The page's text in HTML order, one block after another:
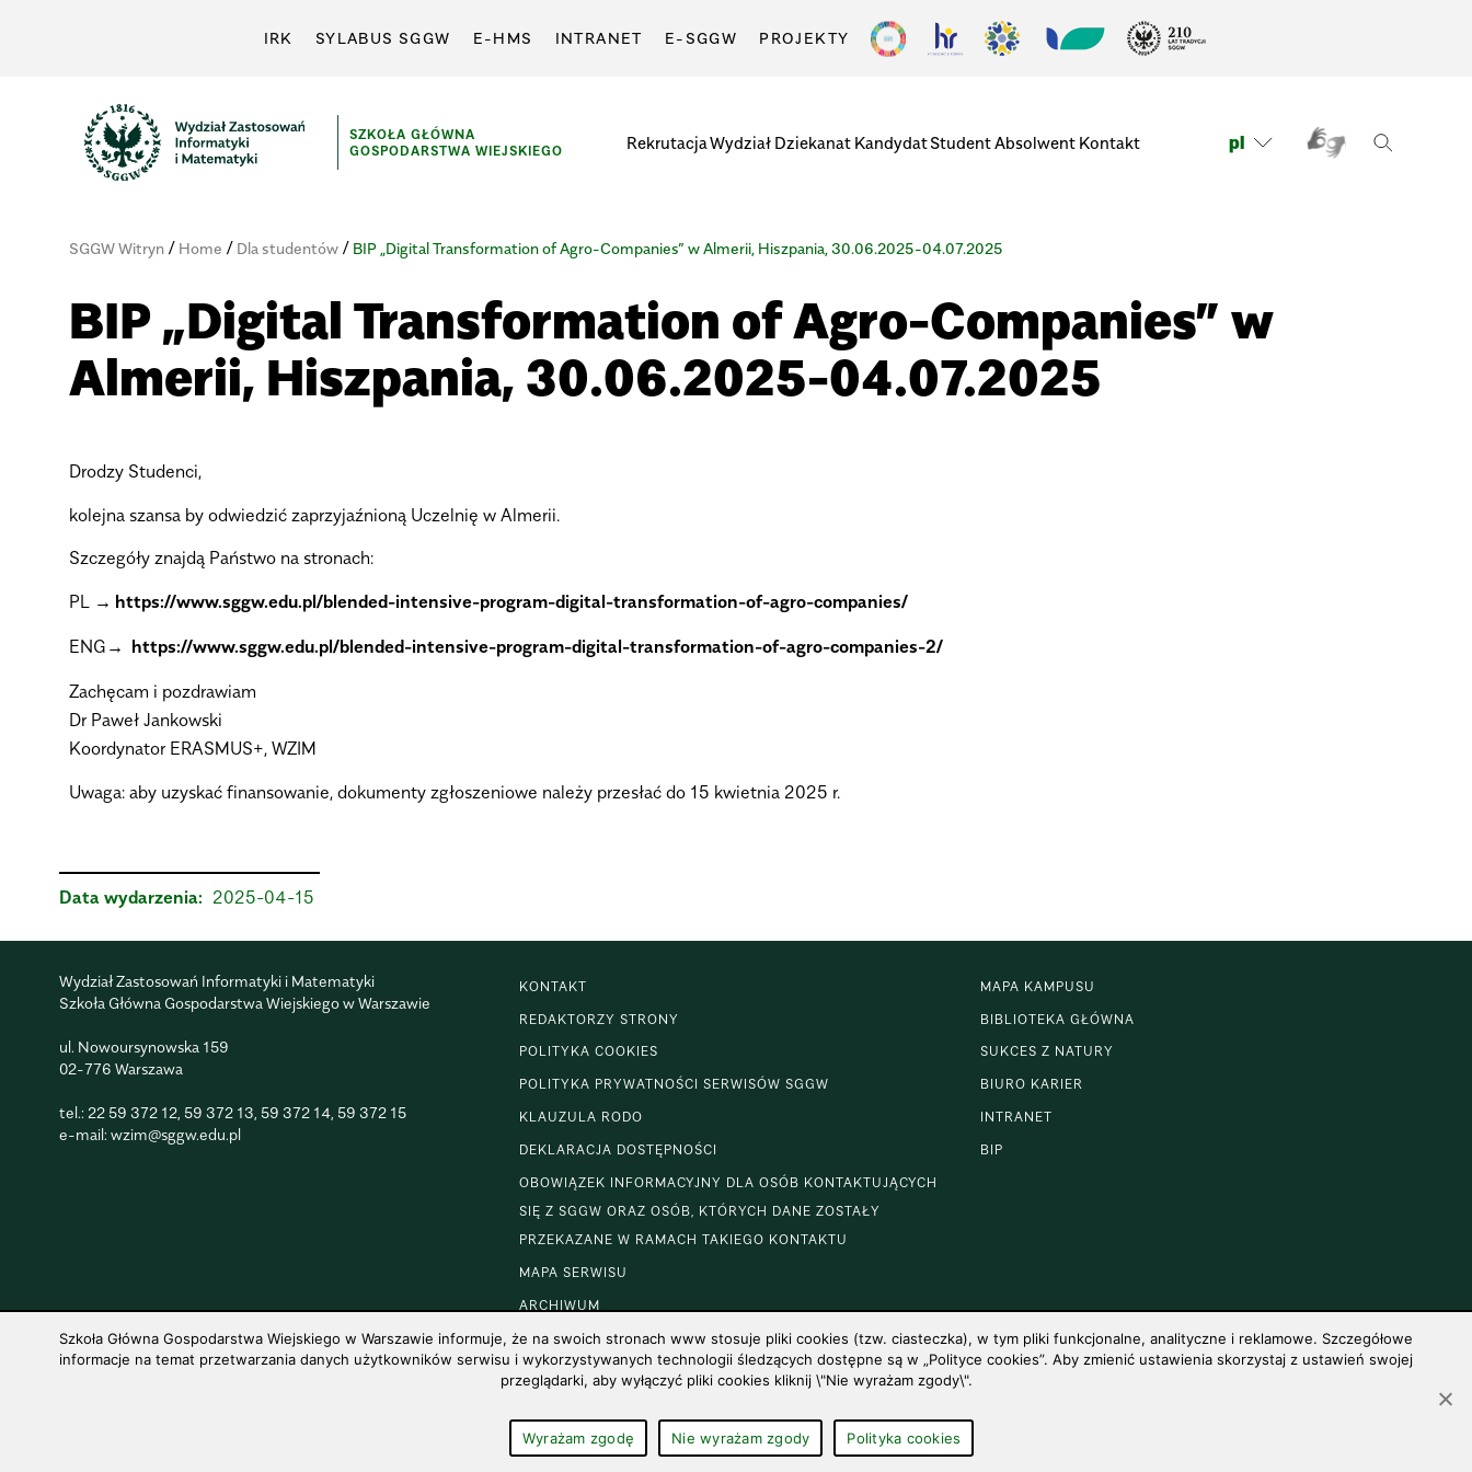
IRK SYLABUS SGGW E-HMS INTRANET E-SGGW PROJEKTY
SZKOŁA GŁÓWNA
GOSPODARSTWA WIEJSKIEGO
RekrutacjaWydział Dziekanat KandydatStudentAbsolwent Kontakt pl
SGGW Witryn/ Home / Dla studentów/ BIP „Digital Transformation of Agro-Companies” w Almerii, Hiszpania, 30.06.2025-04.07.2025
BIP „Digital Transformation of Agro-Companies” w
Almerii, Hiszpania, 30.06.2025-04.07.2025
Drodzy Studenci,
kolejna szansa by odwiedzić zaprzyjaźnioną Uczelnię w Almerii.
Szczegóły znajdą Państwo na stronach:
PL
https://www.sggw.edu.pl/blended-intensive-program-digital-transformation-of-agro-companies/
ENG https://www.sggw.edu.pl/blended-intensive-program-digital-transformation-of-agro-companies-2/
Zachęcam i pozdrawiam
Dr Paweł Jankowski
Koordynator ERASMUS+, WZIM
Uwaga: aby uzyskać finansowanie, dokumenty zgłoszeniowe należy przesłać do 15 kwietnia 2025 r.
Data wydarzenia: 2025-04-15
Wydział Zastosowań Informatyki i Matematyki
Szkoła Główna Gospodarstwa Wiejskiego w Warszawie
ul. Nowoursynowska 159
02-776 Warszawa
tel.: 22 59 372 12, 59 372 13 59 372 14, 59 372 15
e-mail: wzim@sggw.edu.pl
KONTAKT
REDAKTORZY STRONY
POLITYKA COOKIES
POLITYKA PRYWATNOŚCI SERWISÓW SGGW
KLAUZULA RODO
DEKLARACJA DOSTĘPNOŚCI
OBOWIĄZEK INFORMACYJNY DLA OSÓB KONTAKTUJĄCYCH
SIĘ Z SGGW ORAZ OSÓB, KTÓRYCH DANE ZOSTAŁY
PRZEKAZANE W RAMACH TAKIEGO KONTAKTU
MAPA SERWISU
ARCHIWUM
MAPA KAMPUSU
BIBLIOTEKA GŁÓWNA
SUKCES Z NATURY
BIURO KARIER
INTRANET
BIP
Szkoła Główna Gospodarstwa Wiejskiego w Warszawie informuje, że na swoich stronach www stosuje pliki cookies (tzw. ciasteczka), w tym pliki funkcjonalne, analityczne i reklamowe. Szczegółowe
informacje na temat przetwarzania danych użytkowników serwisu i wykorzystywanych technologii śledzących dostępne są w „Polityce cookies”. Aby zmienić ustawienia skorzystaj z ustawień swojej
przeglądarki, aby wyłączyć pliki cookies kliknij \"Nie wyrażam zgody\".
Wyrażam zgodę Nie wyrażam zgody Polityka cookies